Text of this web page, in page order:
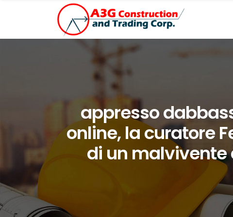
appresso
online, la curatore
di un malvivente